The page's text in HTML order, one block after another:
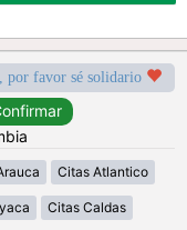
por favor sé solidario
Citas Atlantico
Citas Caldas